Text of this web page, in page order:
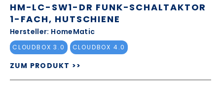
HM-LC-SW1-DR FUNK-SCHALTAKTOR
1-FACH, HUTSCHIENE
Hersteller: HomeMatic
CLOUDBOX 3.0 CLOUDBOX 4.0
ZUM PRODUKT >>